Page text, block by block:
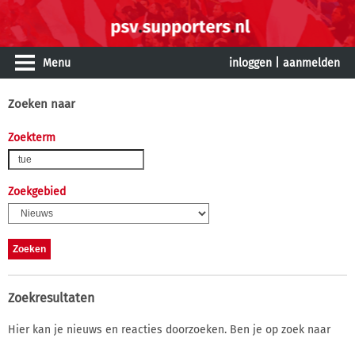
Menu inloggen aanmelden
Zoeken naar
Zoekterm
Zoekgebied
Zoekresultaten
Hier kan je nieuws en reacties doorzoeken. Ben je op zoek naar